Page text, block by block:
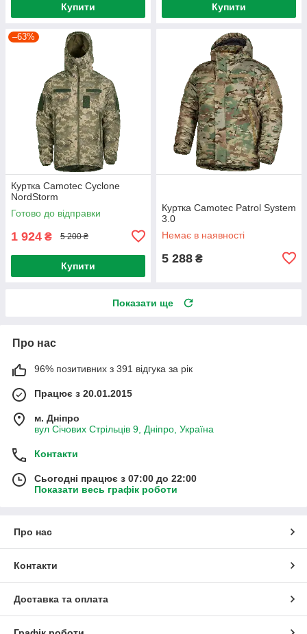
Купити Купити
–63%
Куртка Camotec Cyclone
NordStorm
Готово до відправки
1 924 ₴ 5 200 ₴
Купити
Куртка Camotec Patrol System
3.0
Немає в наявності
5 288 ₴
Показати ще
Про нас
96% позитивних з 391 відгука за рік
Працює з 20.01.2015
м. Дніпро
вул Січових Стрільців 9, Дніпро, Україна
Контакти
Сьогодні працює з 07:00 до 22:00
Показати весь графік роботи
Про нас
Контакти
Доставка та оплата